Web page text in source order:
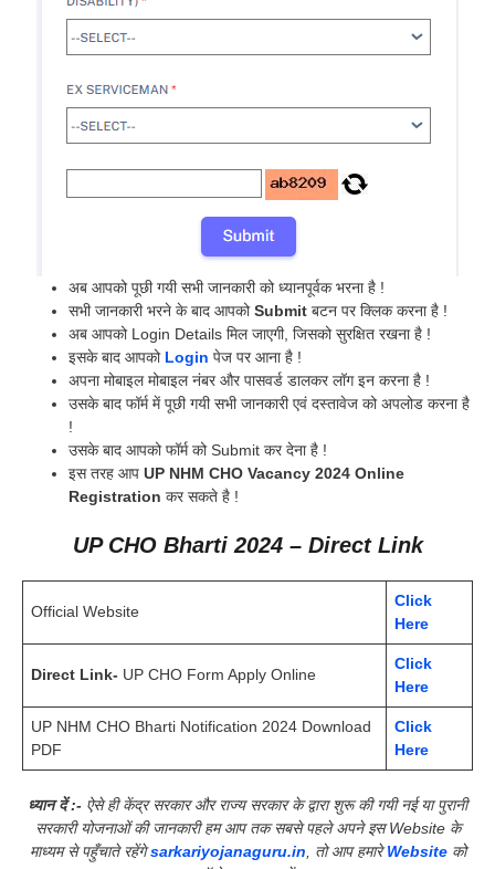
अब आपको पूछी गयी सभी जानकारी को ध्यानपूर्वक भरना है !
सभी जानकारी भरने के बाद आपकोSubmit बटन पर क्लिक करना है !
अब आपको Login Details मिल जाएगी, जिसको सुरक्षित रखना है !
इसके बाद आपको Login पेज पर आना है !
अपना मोबाइल मोबाइल नंबर और पासवर्ड डालकर लॉग इन करना है !
उसके बाद फॉर्म में पूछी गयी सभी जानकारी एवं दस्तावेज को अपलोड करना है
!
उसके बाद आपको फॉर्म को Submit कर देना है !
इस तरह आप UP NHM CHO Vacancy 2024 Online
Registration कर सकते है !
UP CHO Bharti 2024 – Direct Link
Official Website
Click
Here
Direct Link- UP CHO Form Apply Online
Click
Here
UP NHM CHO Bharti Notification 2024 Download
PDF
Click
Here
ध्यान दें :- ऐसे ही केंद्र सरकार और राज्य सरकार के द्वारा शुरू की गयी नई या पुरानी
सरकारी योजनाओं की जानकारी हम आप तक सबसे पहले अपने इस Website के
माध्यम से पहुँचाते रहेंगेsarkariyojanaguru.in, तो आप हमारेWebsiteको